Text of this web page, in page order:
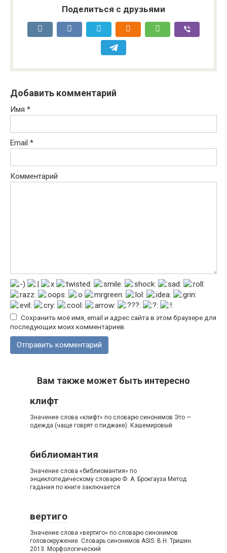
Поделиться с друзьями
Добавить комментарий
Имя *
Email *
Комментарий
Сохранить моё имя, email и адрес сайта в этом браузере для
последующих моих комментариев.
Вам также может быть интересно
клифт
Значение слова «клифт» по словарю синонимов Это —
одежда (чаще говрят о пиджаке). Кашемировый
библиомантия
Значение слова «библиомантия» по
энциклопедическому словарю Ф. А. Брокгауза Метод
гадания по книге заключается
вертиго
Значение слова «вертиго» по словарю синонимов
головокружение. Словарь синонимов ASIS. В.Н. Тришин.
2013. Морфологический